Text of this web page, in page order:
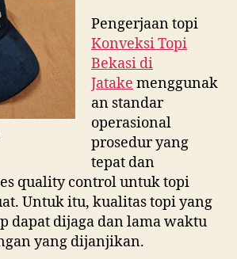
Pengerjaan topi
Konveksi Topi
Bekasi di
Jatake menggunak
an standar
operasional
prosedur yang
tepat dan
quality control untuk topi
Untuk itu, kualitas topi yang
dapat dijaga dan lama waktu
yang dijanjikan.